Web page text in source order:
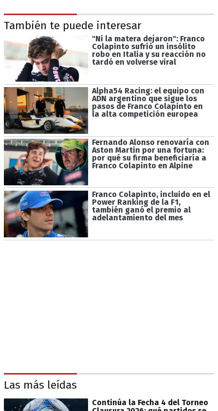
También te puede interesar
"Ni la matera dejaron": Franco
Colapinto sufrió un insólito
robo en Italia y su reacción no
tardó en volverse viral
Alpha54 Racing: el equipo con
ADN argentino que sigue los
pasos de Franco Colapinto en
la alta competición europea
Fernando Alonso renovaría con
Aston Martin por una fortuna:
por qué su firma beneficiaría a
Franco Colapinto en Alpine
Franco Colapinto, incluido en el
Power Ranking de la F1,
también ganó el premio al
adelantamiento del mes
Las más leídas
Continúa la Fecha 4 del Torneo